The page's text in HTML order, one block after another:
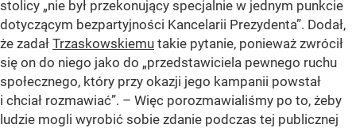
stolicy „nie był przekonujący specjalnie w jednym punkcie
dotyczącym bezpartyjności Kancelarii Prezydenta”. Dodał,
że zadał Trzaskowskiemu takie pytanie, ponieważ zwrócił
się on do niego jako do „przedstawiciela pewnego ruchu
społecznego, który przy okazji jego kampanii powstał
i chciał rozmawiać”. – Więc porozmawialiśmy po to, żeby
ludzie mogli wyrobić sobie zdanie podczas tej publicznej